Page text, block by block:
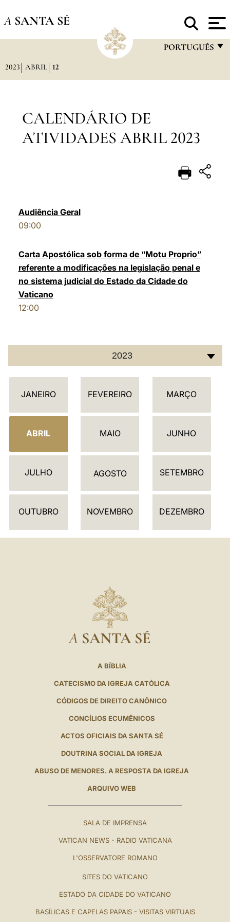
A SANTA SÉ
PORTUGUÊS
DEUTSCH
2023 ABRIL 12
CALENDÁRIO DE
ATIVIDADES ABRIL 2023
Audiência Geral
09:00
Carta Apostólica sob forma de “Motu Proprio”
referente a modificações na legislação penal e
no sistema judicial do Estado da Cidade do
Vaticano
12:00
2023
C
L
D
R
JANEIRO FEVEREIRO MARÇO
ABRIL MAIO JUNHO
JULHO AGOSTO SETEMBRO
OUTUBRO NOVEMBRO DEZEMBRO
A SANTA SÉ
A BÍBLIA
CATECISMO DA IGREJA CATÓLICA
CÓDIGOS DE DIREITO CANÔNICO
CONCÍLIOS ECUMÊNICOS
ACTOS OFICIAIS DA SANTA SÉ
DOUTRINA SOCIAL DA IGREJA
ABUSO DE MENORES. A RESPOSTA DA IGREJA
ARQUIVO WEB
SALA DE IMPRENSA
VATICAN NEWS - RADIO VATICANA
L'OSSERVATORE ROMANO
SITES DO VATICANO
ESTADO DA CIDADE DO VATICANO
BASÍLICAS E CAPELAS PAPAIS - VISITAS VIRTUAIS